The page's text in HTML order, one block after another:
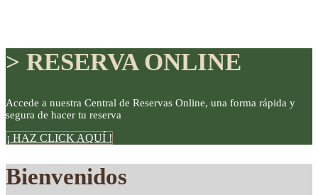
DISFRUTE
> RESERVA ONLINE
Accede a nuestra Central de Reservas Online, una forma rápida y
segura de hacer tu reserva
¡ HAZ CLICK AQUÍ !
Bienvenidos